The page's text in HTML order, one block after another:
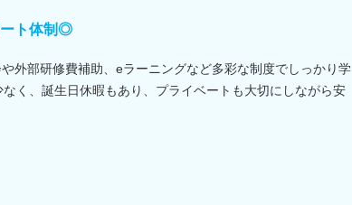
ート体制◎
外部研修費補助、eラーニングなど多彩な制度でしっかり学
く、誕生日休暇もあり、プライベートも大切にしながら安